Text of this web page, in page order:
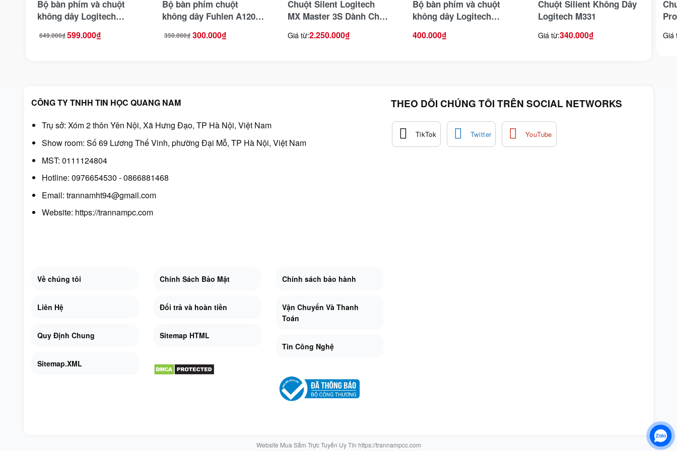
Bộ bàn phím và chuột
không dây Logitech
(USB/SilentTouch)
649.000₫
Giá 599.000₫
Giá
Bộ bàn phím chuột
không dây Fuhlen A120G
350.000₫
Giá 300.000₫
Giá
Chuột Silent Logitech
MX Master 3S Dành Cho
)
Giá từ:2.250.000₫
Bộ bàn phím và chuột
không dây Logitech
400.000₫
Chuột Silient Không Dây
Logitech M331
Giá từ:340.000₫ Giá
CÔNG TY TNHH TIN HỌC QUANG NAM
Trụ sở: Xóm 2 thôn Yên Nội, Xã Hưng Đạo, TP Hà Nội, Việt Nam
Show room: Số 69 Lương Thế Vinh, phường Đại Mỗ, TP Hà Nội, Việt Nam
MST: 0111124804
Hotline: 0976654530 - 0866881468
Email: trannamht94@gmail.com
Website: https://trannampc.com
Về chúng tôi
Liên Hệ
Quy Định Chung
Sitemap.XML
Chính Sách Bảo Mật
Đổi trả và hoàn tiền
Sitemap HTML
Chính sách bảo hành
Vận Chuyển Và Thanh
Toán
Tin Công Nghệ
THEO DÕI CHÚNG TÔI TRÊN SOCIAL NETWORKS
Website Mua Sắm Trực Tuyến Uy Tín https://trannampcc.com